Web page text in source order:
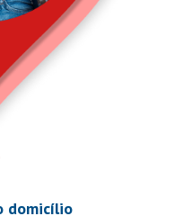
domicílio